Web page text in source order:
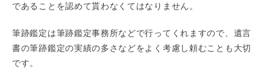
であることを認めて貰わなくてはなりません。
筆跡鑑定は筆跡鑑定事務所などで行ってくれますので、遺言
書の筆跡鑑定の実績の多さなどをよく考慮し頼むことも大切
です。